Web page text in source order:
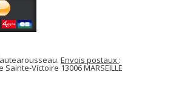
Envois postaux :
Victoire 13006 MARSEILLE